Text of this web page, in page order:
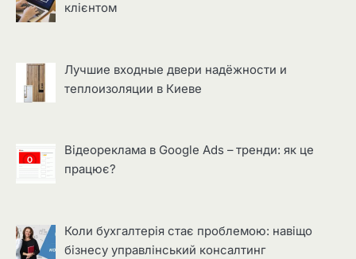
клієнтом
Лучшие входные двери надёжности и
теплоизоляции в Киеве
Відеореклама в Google Ads – тренди: як це
працює?
Коли бухгалтерія стає проблемою: навіщо
бізнесу управлінський консалтинг